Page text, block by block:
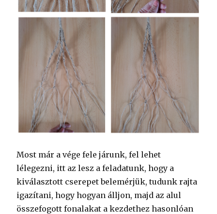
Most már a vége fele járunk, fel lehet
lélegezni, itt az lesz a feladatunk, hogy a
kiválasztott cserepet belemérjük, tudunk rajta
igazítani, hogy hogyan álljon, majd az alul
összefogott fonalakat a kezdethez hasonlóan